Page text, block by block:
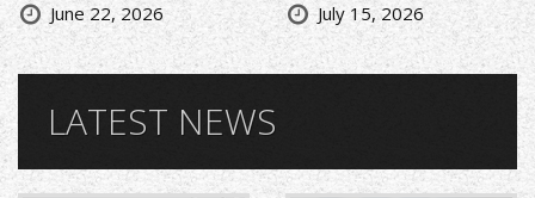
June 22, 2026 July 15, 2026
LATEST NEWS